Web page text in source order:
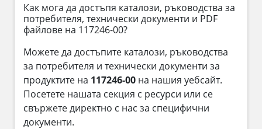
Как мога да достъпя каталози, ръководства за
потребителя, технически документи и PDF
файлове на 117246-00?
Можете да достъпите каталози, ръководства
за потребителя и технически документи за
продуктите на 117246-00 на нашия уебсайт.
Посетете нашата секция с ресурси или се
свържете директно с нас за специфични
документи.